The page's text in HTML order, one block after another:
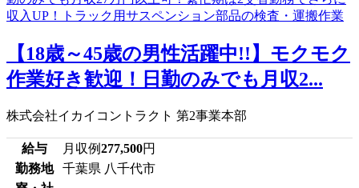
【18歳～45歳の男性活躍中!!】モクモク
作業好き歓迎！日勤のみでも月収2...
株式会社イカイコントラクト 第2事業本部
給与 月収例277,500円
勤務地
千葉県 八千代市